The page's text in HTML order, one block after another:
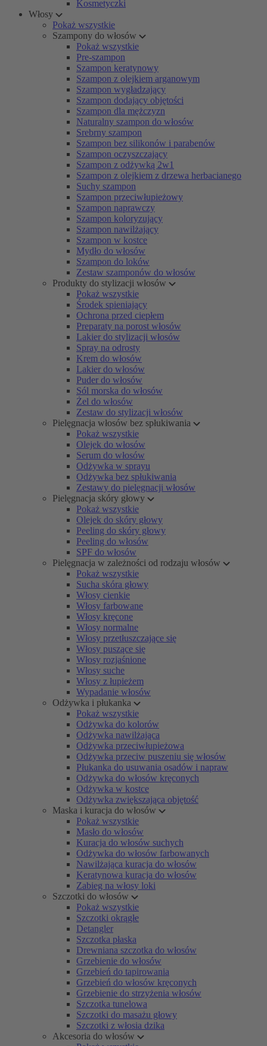
Kosmetyczki
Włosy
Pokaż wszystkie
Szampony do włosów
Pokaż wszystkie
Pre-szampon
Szampon keratynowy
Szampon z olejkiem arganowym
Szampon wygładzający
Szampon dodający objętości
Szampon dla mężczyzn
Naturalny szampon do włosów
Srebrny szampon
Szampon bez silikonów i parabenów
Szampon oczyszczający
Szampon z odżywką 2w1
Szampon z olejkiem z drzewa herbacianego
Suchy szampon
Szampon przeciwłupieżowy
Szampon naprawczy
Szampon koloryzujący
Szampon nawilżający
Szampon w kostce
Mydło do włosów
Szampon do loków
Zestaw szamponów do włosów
Produkty do stylizacji włosów
Pokaż wszystkie
Środek spieniający
Ochrona przed ciepłem
Preparaty na porost włosów
Lakier do stylizacji włosów
Spray na odrosty
Krem do włosów
Lakier do włosów
Puder do włosów
Sól morska do włosów
Żel do włosów
Zestaw do stylizacji włosów
Pielęgnacja włosów bez spłukiwania
Pokaż wszystkie
Olejek do włosów
Serum do włosów
Odżywka w sprayu
Odżywka bez spłukiwania
Zestawy do pielęgnacji włosów
Pielęgnacja skóry głowy
Pokaż wszystkie
Olejek do skóry głowy
Peeling do skóry głowy
Peeling do włosów
SPF do włosów
Pielęgnacja w zależności od rodzaju włosów
Pokaż wszystkie
Sucha skóra głowy
Włosy cienkie
Włosy farbowane
Włosy kręcone
Włosy normalne
Włosy przetłuszczające się
Włosy puszące się
Włosy rozjaśnione
Włosy suche
Włosy z łupieżem
Wypadanie włosów
Odżywka i płukanka
Pokaż wszystkie
Odżywka do kolorów
Odżywka nawilżająca
Odżywka przeciwłupieżowa
Odżywka przeciw puszeniu się włosów
Płukanka do usuwania osadów i napraw
Odżywka do włosów kręconych
Odżywka w kostce
Odżywka zwiększająca objętość
Maska i kuracja do włosów
Pokaż wszystkie
Masło do włosów
Kuracja do włosów suchych
Odżywka do włosów farbowanych
Nawilżająca kuracja do włosów
Keratynowa kuracja do włosów
Zabieg na włosy loki
Szczotki do włosów
Pokaż wszystkie
Szczotki okrągłe
Detangler
Szczotka płaska
Drewniana szczotka do włosów
Grzebienie do włosów
Grzebień do tapirowania
Grzebień do włosów kręconych
Grzebienie do strzyżenia włosów
Szczotka tunelowa
Szczotki do masażu głowy
Szczotki z włosia dzika
Akcesoria do włosów